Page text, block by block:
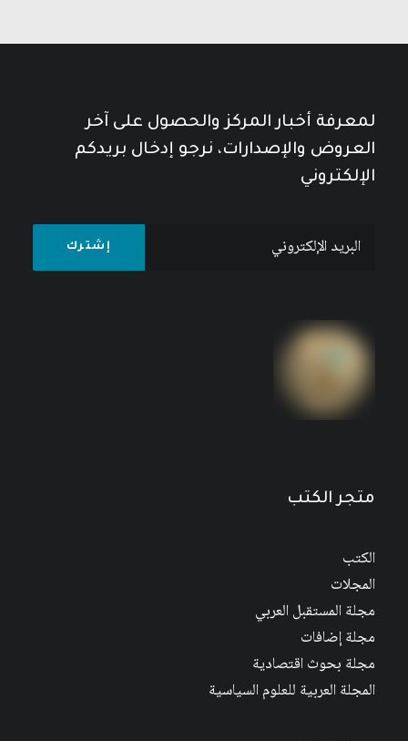
لمعرفة أخبار المركز والحصول على آخر
العروض والإصدارات، نرجو إدخال بريدكم
الإلكتروني
متجر الكتب
الكتب
المجلات
مجلة المستقبل العربي
مجلة إضافات
مجلة بحوث اقتصادية
المجلة العربية للعلوم السياسية